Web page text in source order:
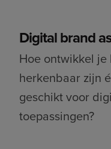
Digital brand
Hoe ontwikkel
herkenbaar zijn
geschikt voor
toepassingen?